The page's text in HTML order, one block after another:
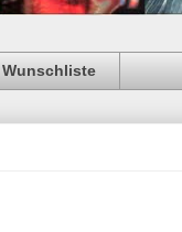
Wunschliste